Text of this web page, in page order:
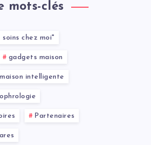
mots-clés
chez moi"
gadgets maison
maison intelligente
Partenaires